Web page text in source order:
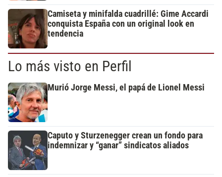
Camiseta y minifalda cuadrillé: Gime Accardi
conquista España con un original look en
tendencia
Lo más visto en Perfil
Murió Jorge Messi, el papá de Lionel Messi
Caputo y Sturzenegger crean un fondo para
indemnizar y “ganar” sindicatos aliados